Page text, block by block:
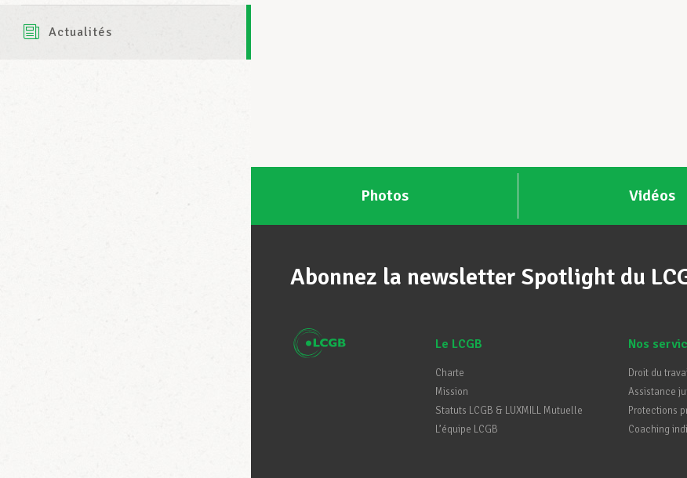
Actualités
Photos Vidéos
Abonnez la newsletter Spotlight du
Le LCGB
Charte
Mission
Statuts LCGB & LUXMILL Mutuelle
L’équipe LCGB
Nos
Droit du
Assistance
Protections
Coaching